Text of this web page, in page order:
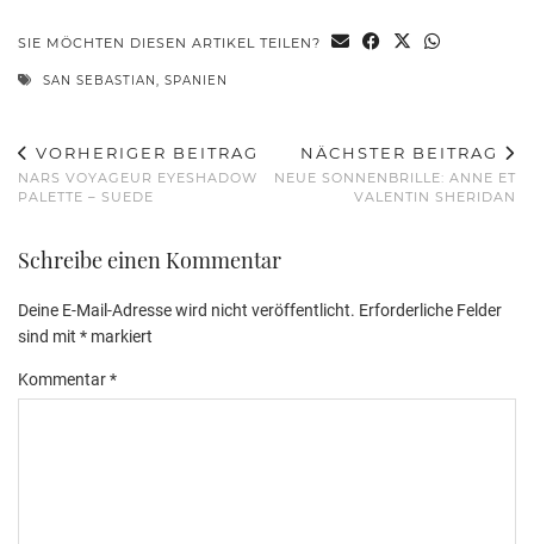
SIE MÖCHTEN DIESEN ARTIKEL TEILEN?
SAN SEBASTIAN, SPANIEN
VORHERIGER BEITRAG
NARS VOYAGEUR EYESHADOW
PALETTE – SUEDE
NÄCHSTER BEITRAG
NEUE SONNENBRILLE: ANNE ET
VALENTIN SHERIDAN
Schreibe einen Kommentar
Deine E-Mail-Adresse wird nicht veröffentlicht. Erforderliche Felder
sind mit * markiert
Kommentar*